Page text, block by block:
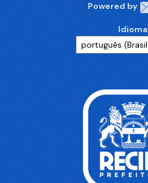
Powered by
Idioma